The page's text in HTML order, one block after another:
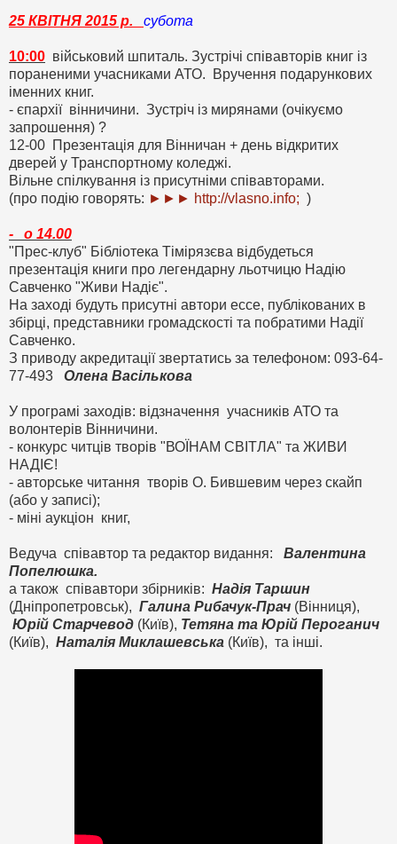
25 КВІТНЯ 2015 р. субота
10:00 військовий шпиталь. Зустрічі співавторів книг із
пораненими учасниками АТО. Вручення подарункових
іменних книг.
- єпархії вінничини. Зустріч із мирянами (очікуємо
запрошення) ?
12-00 Презентація для Вінничан + день відкритих
дверей у Транспортному коледжі.
Вільне спілкування із присутніми співавторами.
(про подію говорять: ►►► http://vlasno.info; )
- о 14.00
"Прес-клуб" Бібліотека Тімірязєва відбудеться
презентація книги про легендарну льотчицю Надію
Савченко "Живи Надіє".
На заході будуть присутні автори ессе, публікованих в
збірці, представники громадскості та побратими Надії
Савченко.
З приводу акредитації звертатись за телефоном: 093-64-
77-493
Олена Васількова
У програмі заходів: відзначення учасників АТО та
волонтерів Вінничини.
- конкурс читців творів "ВОЇНАМ СВІТЛА" та ЖИВИ
НАДІЄ!
- авторське читання творів О. Бившевим через скайп
(або у записі);
- міні аукціон книг,
Ведуча співавтор та редактор видання: Валентина
Попелюшка.
а також співавтори збірників: Надія Таршин
(Дніпропетровськ), Галина Рибачук-Прач (Вінниця),
Юрій Старчевод (Київ), Тетяна та Юрій Пероганич
(Київ), Наталія Миклашевська (Київ), та інші.